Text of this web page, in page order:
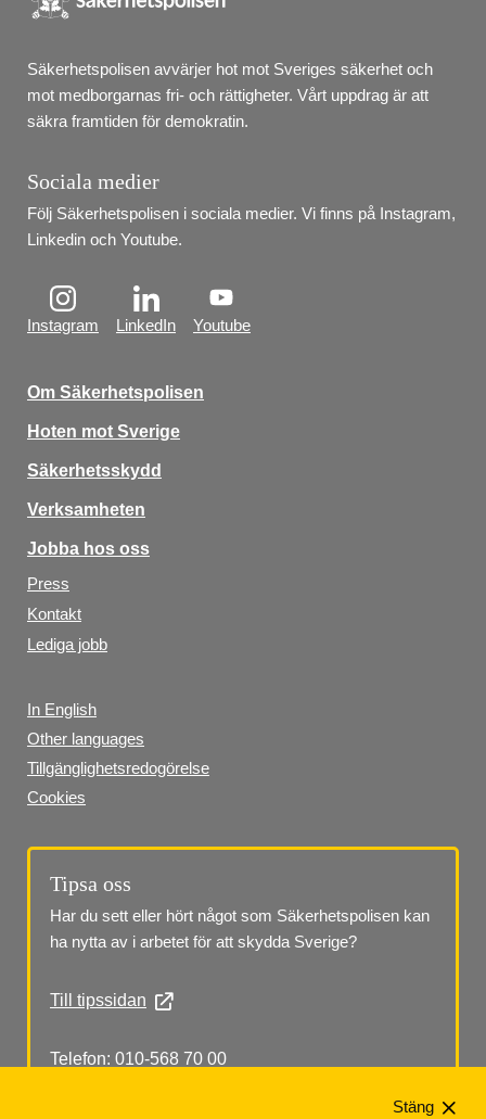
Säkerhetspolisen avvärjer hot mot Sveriges säkerhet och
mot medborgarnas fri- och rättigheter. Vårt uppdrag är att
säkra framtiden för demokratin.
Sociala medier
Följ Säkerhetspolisen i sociala medier. Vi finns på Instagram,
Linkedin och Youtube.
Instagram LinkedIn Youtube
Om Säkerhetspolisen
Hoten mot Sverige
Säkerhetsskydd
Verksamheten
Jobba hos oss
Press
Kontakt
Lediga jobb
In English
Other languages
Tillgänglighetsredogörelse
Cookies
Tipsa oss
Har du sett eller hört något som Säkerhetspolisen kan
ha nytta av i arbetet för att skydda Sverige?
Till tipssidan
Telefon: 010-568 70 00
Stäng